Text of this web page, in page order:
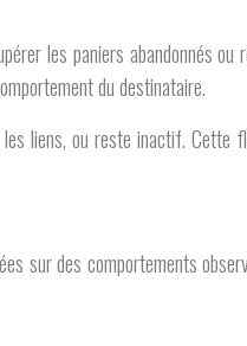
les paniers abandonnés
du destinataire.
liens, ou reste inactif.
sur des comportements